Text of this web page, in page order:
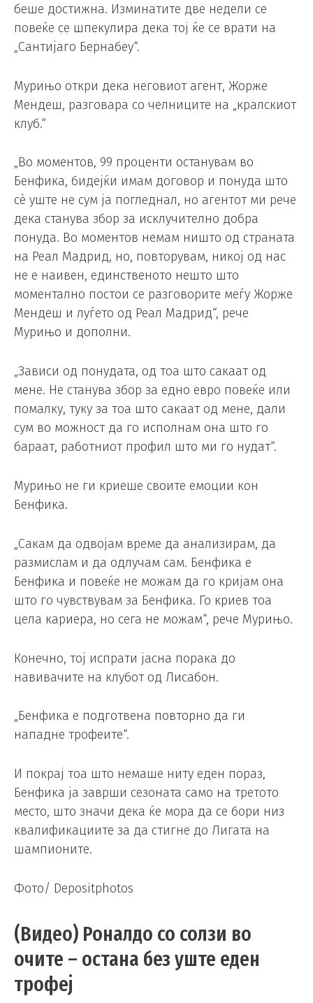
беше достижна. Изминатите две недели се
повеќе се шпекулира дека тој ќе се врати на
„Сантијаго Бернабеу“.
Мурињо откри дека неговиот агент, Жорже
Мендеш, разговара со челниците на „кралскиот
клуб.“
„Во моментов, 99 проценти останувам во
Бенфика, бидејќи имам договор и понуда што
сè уште не сум ја погледнал, но агентот ми рече
дека станува збор за исклучително добра
понуда. Во моментов немам ништо од страната
на Реал Мадрид, но, повторувам, никој од нас
не е наивен, единственото нешто што
моментално постои се разговорите меѓу Жорже
Мендеш и луѓето од Реал Мадрид“, рече
Мурињо и дополни.
„Зависи од понудата, од тоа што сакаат од
мене. Не станува збор за едно евро повеќе или
помалку, туку за тоа што сакаат од мене, дали
сум во можност да го исполнам она што го
бараат, работниот профил што ми го нудат“.
Мурињо не ги криеше своите емоции кон
Бенфика.
„Сакам да одвојам време да анализирам, да
размислам и да одлучам сам. Бенфика е
Бенфика и повеќе не можам да го кријам она
што го чувствувам за Бенфика. Го криев тоа
цела кариера, но сега не можам“, рече Мурињо.
Конечно, тој испрати јасна порака до
навивачите на клубот од Лисабон.
„Бенфика е подготвена повторно да ги
нападне трофеите“.
И покрај тоа што немаше ниту еден пораз,
Бенфика ја заврши сезоната само на третото
место, што значи дека ќе мора да се бори низ
квалификациите за да стигне до Лигата на
шампионите.
Фото/ Depositphotos
(Видео) Роналдо со солзи во
очите – остана без уште еден
трофеј